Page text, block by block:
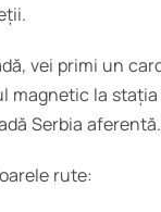
vei primi un
la
Serbia aferentă.
rute: